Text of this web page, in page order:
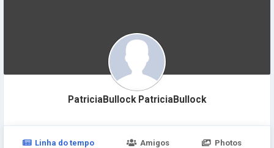
PatriciaBullock PatriciaBullock
Linha do tempo Amigos Photos